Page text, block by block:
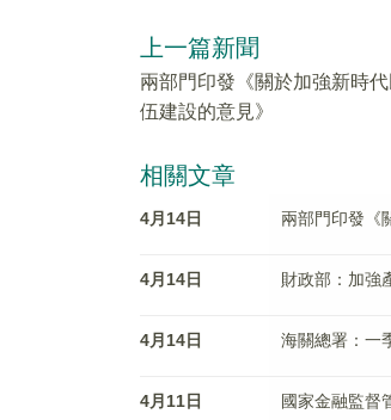
上一篇新聞
兩部門印發《關於加強新時
伍建設的意見》
相關文章
4月14日 兩部門印發《
4月14日 財政部：加強
4月14日 海關總署：一
4月11日 國家金融監督